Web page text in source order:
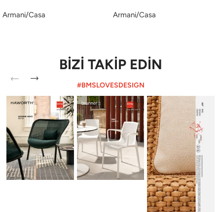
Armani/Casa Armani/Casa
BİZİ TAKİP EDİN
#BMSLOVESDESIGN